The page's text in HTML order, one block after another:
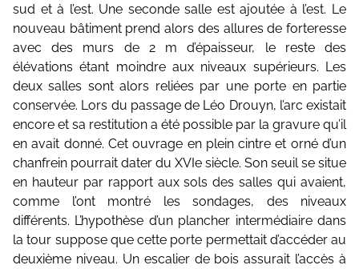
sud et à l’est. Une seconde salle est ajoutée à l’est. Le
nouveau bâtiment prend alors des allures de forteresse
avec des murs de 2 m d’épaisseur, le reste des
élévations étant moindre aux niveaux supérieurs. Les
deux salles sont alors reliées par une porte en partie
conservée. Lors du passage de Léo Drouyn, l’arc existait
encore et sa restitution a été possible par la gravure qu’il
en avait donné. Cet ouvrage en plein cintre et orné d’un
chanfrein pourrait dater du XVIe siècle. Son seuil se situe
en hauteur par rapport aux sols des salles qui avaient,
comme l’ont montré les sondages, des niveaux
différents. L’hypothèse d’un plancher intermédiaire dans
la tour suppose que cette porte permettait d’accéder au
deuxième niveau. Un escalier de bois assurait l’accès à